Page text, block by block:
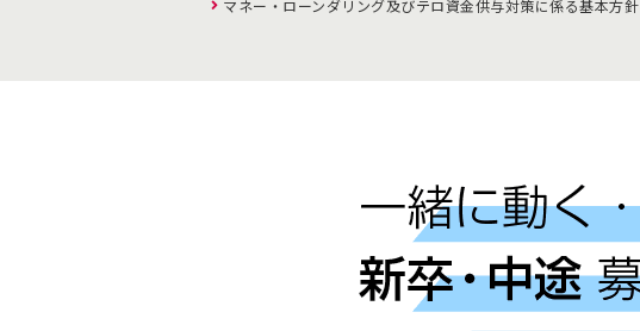
マネー・ローンダリング及びテロ資金供与対策に係る基本方針